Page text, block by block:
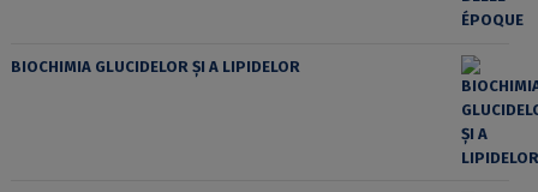
BIOCHIMIA GLUCIDELOR ȘI A LIPIDELOR